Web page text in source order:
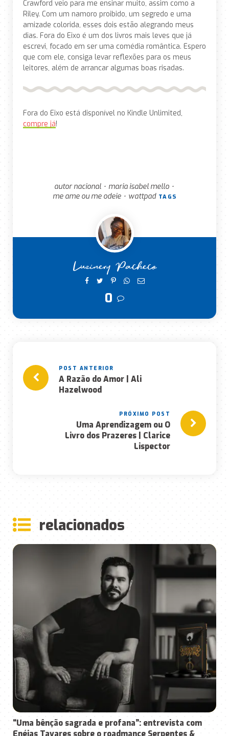
Crawford veio para me ensinar muito, assim como a
Riley. Com um namoro proibido, um segredo e uma
amizade colorida, esses dois estão alegrando meus
dias. Fora do Eixo é um dos livros mais leves que já
escrevi, focado em ser uma comédia romântica. Espero
que com ele, consiga levar reflexões para os meus
leitores, além de arrancar algumas boas risadas.
Fora do Eixo está disponível no Kindle Unlimited,
compre já!
autor nacional • maria isabel mello •
me ame ou me odeie • wattpad TAGS
Luzinery Pacheco
0
A Razão do Amor | Ali
Hazelwood
Uma Aprendizagem ou O
Livro dos Prazeres | Clarice
Lispector
relacionados
“Uma bênção sagrada e profana”: entrevista com